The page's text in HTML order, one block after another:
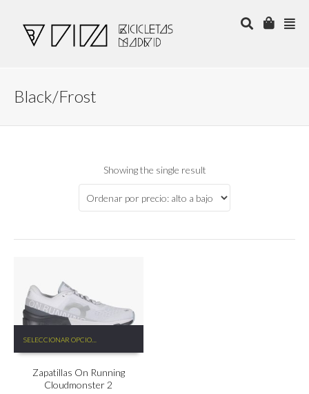
Black/Frost
Showing the single result
SELECCIONAR OPCIONES
producto
múltiples
variantes.
Zapatillas On Running
Cloudmonster 2